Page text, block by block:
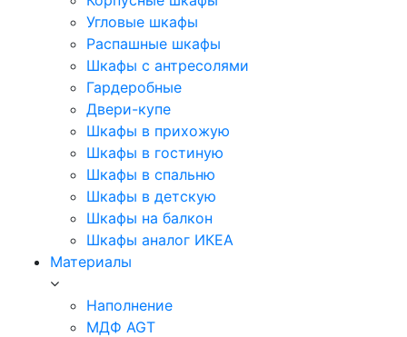
Угловые шкафы
Распашные шкафы
Шкафы с антресолями
Гардеробные
Двери-купе
Шкафы в прихожую
Шкафы в гостиную
Шкафы в спальню
Шкафы в детскую
Шкафы на балкон
Шкафы аналог ИКЕА
Материалы
Наполнение
МДФ AGT